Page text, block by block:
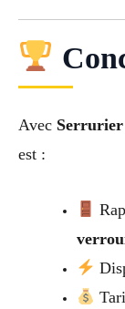
Avec
est :